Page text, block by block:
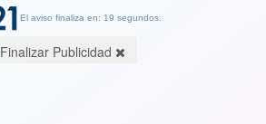
El aviso finaliza en: 19 segundos.
Finalizar Publicidad